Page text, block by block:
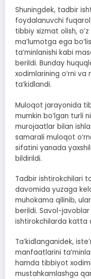
Shuningdek, tadbir
foydalanuvchi
tibbiy xizmat olish,
ma’lumotga ega
ta’minlanishi kabi
berildi. Bunday
xodimlarining o‘rni
ta’kidlandi.
Muloqot jarayonida
mumkin bo‘lgan turli
murojaatlar bilan
samarali muloqot
sifatini yanada
bildirildi.
Tadbir ishtirokchilari
davomida yuzaga
muhokama qilinib,
berildi. Savol-
ishtirokchilarda katta
Ta’kidlanganidek,
manfaatlarini
hamda tibbiyot
mustahkamlashga